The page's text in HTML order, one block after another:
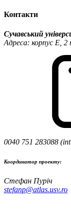
Контакти
Сучавський
Адреса: корпус Е, 2
0040 751 283088
Координатор проекту:
Стефан Пуріч
stefanp@atlas.usv.ro